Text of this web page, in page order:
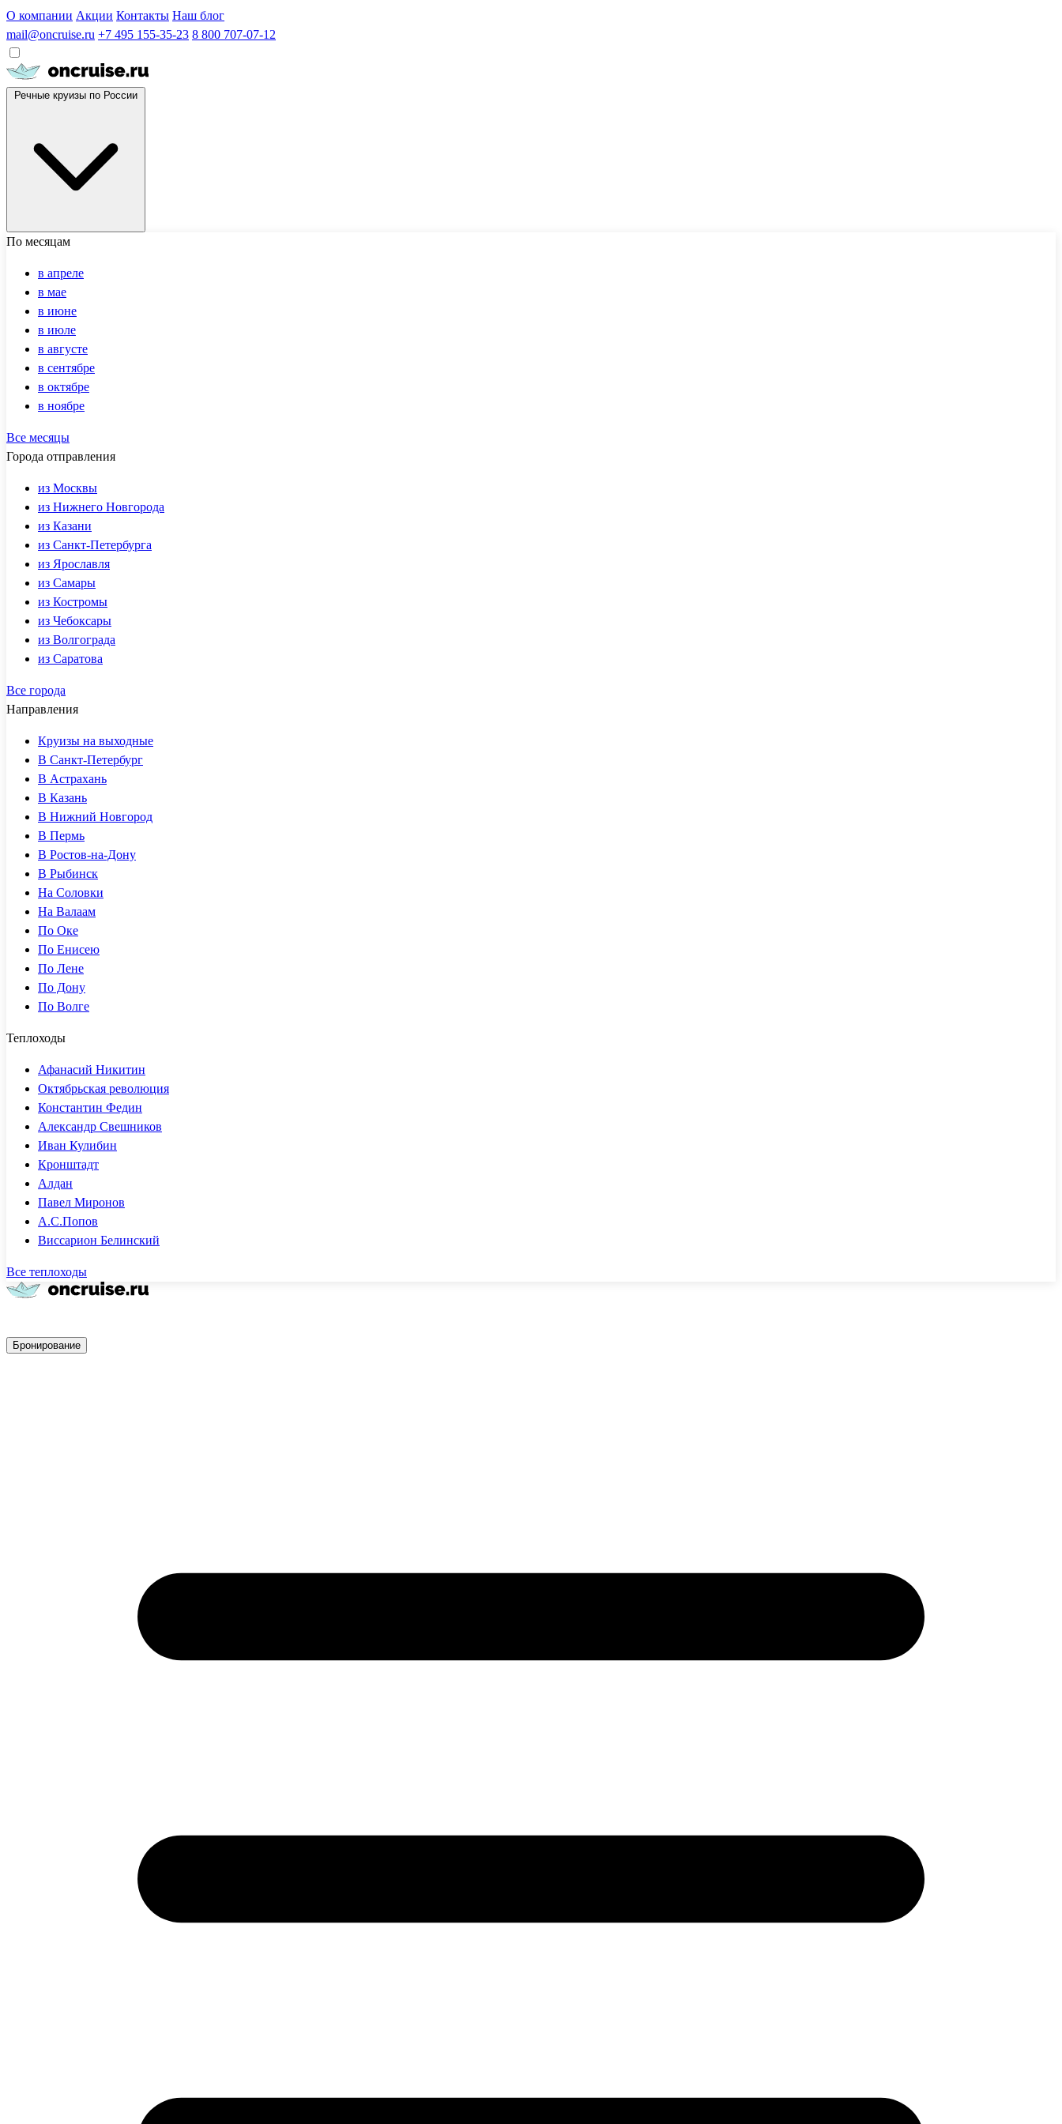
О компании Акции Контакты Наш блог
mail@oncruise.ru +7 495 155-35-23 8 800 707-07-12
По месяцам
в апреле
в мае
в июне
в июле
в августе
в сентябре
в октябре
в ноябре
Все месяцы
Города отправления
из Москвы
из Нижнего Новгорода
из Казани
из Санкт-Петербурга
из Ярославля
из Самары
из Костромы
из Чебоксары
из Волгограда
из Саратова
Все города
Направления
Круизы на выходные
В Санкт-Петербург
В Астрахань
В Казань
В Нижний Новгород
В Пермь
В Ростов-на-Дону
В Рыбинск
На Соловки
На Валаам
По Оке
По Енисею
По Лене
По Дону
По Волге
Теплоходы
Афанасий Никитин
Октябрьская революция
Константин Федин
Александр Свешников
Иван Кулибин
Кронштадт
Алдан
Павел Миронов
А.С.Попов
Виссарион Белинский
Все теплоходы
Бронирование